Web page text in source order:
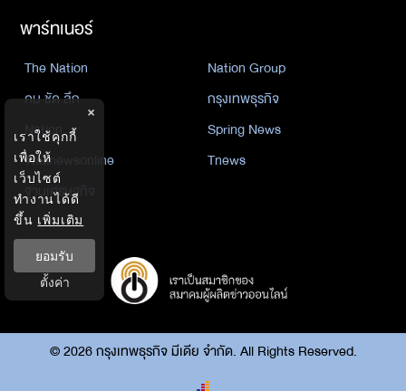
พาร์ทเนอร์
The Nation
Nation Group
คม ชัด ลึก
กรุงเทพธุรกิจ
Nation
Spring News
Thainewsonline
Tnews
ฐานเศรษฐกิจ
©2026กรุงเทพธุรกิจ มีเดีย จำกัด. All Rights Reserved.
×
เราใช้คุกกี้
เพื่อให้
เว็บไซต์
ทำงานได้ดี
ขึ้น เพิ่มเติม
ยอมรับ
ตั้งค่า